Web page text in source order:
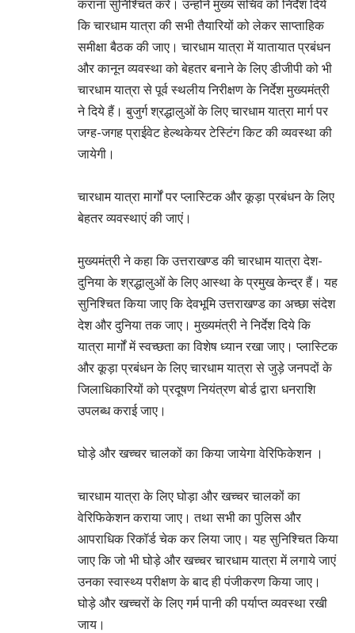
कराना सुनिश्चित करें। उन्होंने मुख्य सचिव को निर्देश दिये
कि चारधाम यात्रा की सभी तैयारियों को लेकर साप्ताहिक
समीक्षा बैठक की जाए। चारधाम यात्रा में यातायात प्रबंधन
और कानून व्यवस्था को बेहतर बनाने के लिए डीजीपी को भी
चारधाम यात्रा से पूर्व स्थलीय निरीक्षण के निर्देश मुख्यमंत्री
ने दिये हैं। बुजुर्ग श्रद्धालुओं के लिए चारधाम यात्रा मार्ग पर
जग्ह-जगह प्राईवेट हेल्थकेयर टेस्टिंग किट की व्यवस्था की
जायेगी।
चारधाम यात्रा मार्गों पर प्लास्टिक और कूड़ा प्रबंधन के लिए
बेहतर व्यवस्थाएं की जाएं।
मुख्यमंत्री ने कहा कि उत्तराखण्ड की चारधाम यात्रा देश-
दुनिया के श्रद्धालुओं के लिए आस्था के प्रमुख केन्द्र हैं। यह
सुनिश्चित किया जाए कि देवभूमि उत्तराखण्ड का अच्छा संदेश
देश और दुनिया तक जाए। मुख्यमंत्री ने निर्देश दिये कि
यात्रा मार्गों में स्वच्छता का विशेष ध्यान रखा जाए। प्लास्टिक
और कूड़ा प्रबंधन के लिए चारधाम यात्रा से जुड़े जनपदों के
जिलाधिकारियों को प्रदूषण नियंत्रण बोर्ड द्वारा धनराशि
उपलब्ध कराई जाए।
घोड़े और खच्चर चालकों का किया जायेगा वेरिफिकेशन ।
चारधाम यात्रा के लिए घोड़ा और खच्चर चालकों का
वेरिफिकेशन कराया जाए। तथा सभी का पुलिस और
आपराधिक रिकॉर्ड चेक कर लिया जाए। यह सुनिश्चित किया
जाए कि जो भी घोड़े और खच्चर चारधाम यात्रा में लगाये जाएं
उनका स्वास्थ्य परीक्षण के बाद ही पंजीकरण किया जाए।
घोड़े और खच्चरों के लिए गर्म पानी की पर्याप्त व्यवस्था रखी
जाय।